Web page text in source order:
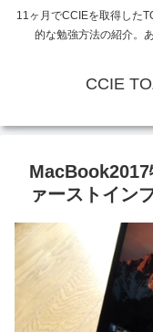
11ヶ月でCCIEを取得した
的な勉強方法の紹介。
CCIE
ァーストイン